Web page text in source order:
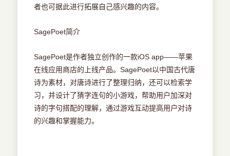
10．3 Provisioning Profiles
10．5 打包上传
者也可据此进行拓展自己感兴趣的内容。
SagePoet简介
SagePoet是作者独立创作的一款iOS app——苹果
在线应用商店的上线产品。SagePoet以中国古代唐
诗为素材，对唐诗进行了整理归纳，还可以检索学
习，并设计了猜字连句的小游戏，帮助用户加深对
诗的字句搭配的理解，通过游戏互动提高用户对诗
的兴趣和掌握能力。